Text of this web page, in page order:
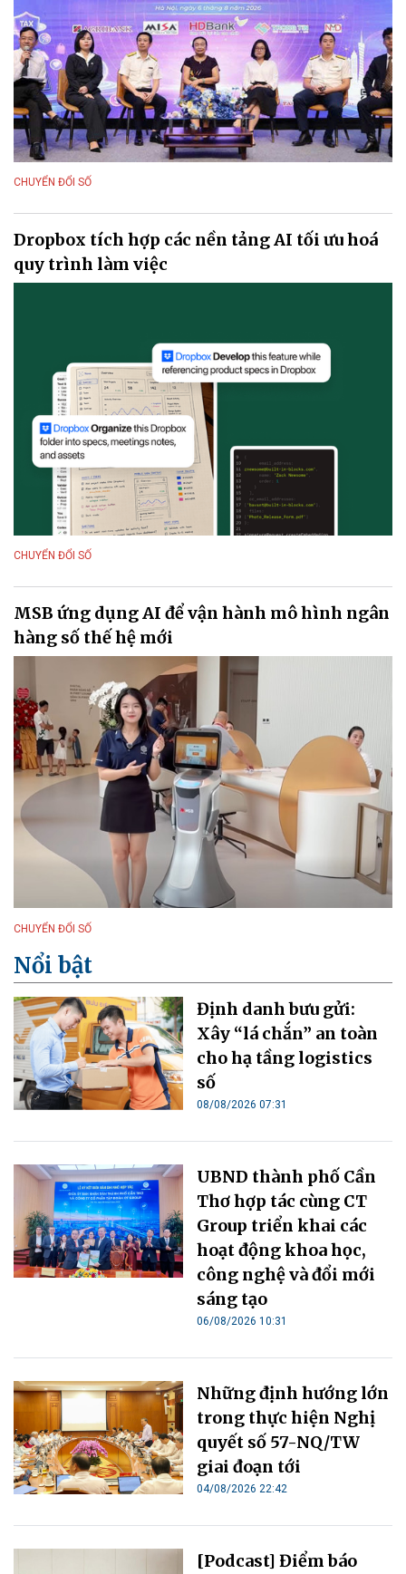
CHUYỂN ĐỔI SỐ
Dropbox tích hợp các nền tảng AI tối ưu hoá
quy trình làm việc
CHUYỂN ĐỔI SỐ
MSB ứng dụng AI để vận hành mô hình ngân
hàng số thế hệ mới
CHUYỂN ĐỔI SỐ
Nổi bật
Định danh bưu gửi:
Xây “lá chắn” an toàn
cho hạ tầng logistics
số
08/08/2026 07:31
UBND thành phố Cần
Thơ hợp tác cùng CT
Group triển khai các
hoạt động khoa học,
công nghệ và đổi mới
sáng tạo
06/08/2026 10:31
Những định hướng lớn
trong thực hiện Nghị
quyết số 57-NQ/TW
giai đoạn tới
04/08/2026 22:42
[Podcast] Điểm báo